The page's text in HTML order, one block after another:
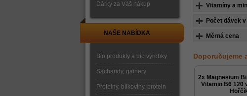
Vitamíny a
Počet dávek
Měrná cena
Doporučujeme
2x Magnesium
Vitamin B6 120
Dárky za Váš nákup
NAŠE NABÍDKA
Bio produkty a bio výrobky
Sacharidy, gainery
Proteiny, bílkoviny, protein